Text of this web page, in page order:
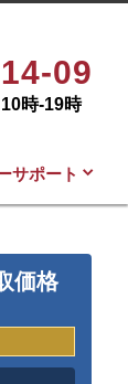
09
時-19時
サポート
価格